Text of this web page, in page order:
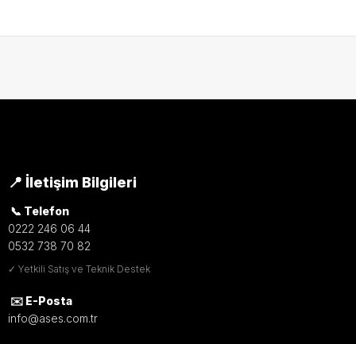
📍 İletişim Bilgileri
📞 Telefon
0222 246 06 44
0532 738 70 82
✓ Yetkili Satış ve Teknik Destek
✉️ E-Posta
info@ases.com.tr